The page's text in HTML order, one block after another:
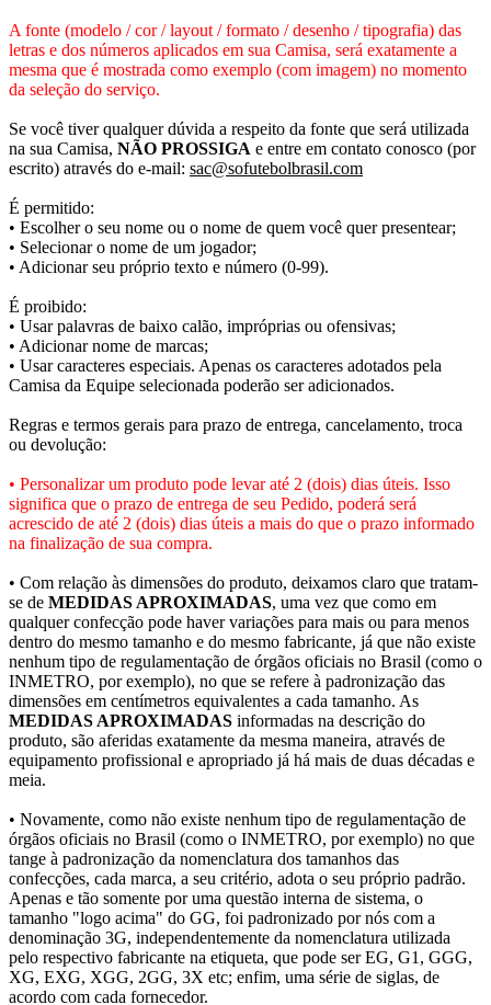
A fonte (modelo / cor / layout / formato / desenho / tipografia) das
letras e dos números aplicados em sua Camisa, será exatamente a
mesma que é mostrada como exemplo (com imagem) no momento
da seleção do serviço.
Se você tiver qualquer dúvida a respeito da fonte que será utilizada
na sua Camisa, NÃO PROSSIGA e entre em contato conosco (por
escrito) através do e-mail: sac@sofutebolbrasil.com
É permitido:
• Escolher o seu nome ou o nome de quem você quer presentear;
• Selecionar o nome de um jogador;
• Adicionar seu próprio texto e número (0-99).
É proibido:
• Usar palavras de baixo calão, impróprias ou ofensivas;
• Adicionar nome de marcas;
• Usar caracteres especiais. Apenas os caracteres adotados pela
Camisa da Equipe selecionada poderão ser adicionados.
Regras e termos gerais para prazo de entrega, cancelamento, troca
ou devolução:
• Personalizar um produto pode levar até 2 (dois) dias úteis. Isso
significa que o prazo de entrega de seu Pedido, poderá será
acrescido de até 2 (dois) dias úteis a mais do que o prazo informado
na finalização de sua compra.
• Com relação às dimensões do produto, deixamos claro que tratam-
se de MEDIDAS APROXIMADAS, uma vez que como em
qualquer confecção pode haver variações para mais ou para menos
dentro do mesmo tamanho e do mesmo fabricante, já que não existe
nenhum tipo de regulamentação de órgãos oficiais no Brasil (como o
INMETRO, por exemplo), no que se refere à padronização das
dimensões em centímetros equivalentes a cada tamanho. As
MEDIDAS APROXIMADAS informadas na descrição do
produto, são aferidas exatamente da mesma maneira, através de
equipamento profissional e apropriado já há mais de duas décadas e
meia.
• Novamente, como não existe nenhum tipo de regulamentação de
órgãos oficiais no Brasil (como o INMETRO, por exemplo) no que
tange à padronização da nomenclatura dos tamanhos das
confecções, cada marca, a seu critério, adota o seu próprio padrão.
Apenas e tão somente por uma questão interna de sistema, o
tamanho "logo acima" do GG, foi padronizado por nós com a
denominação 3G, independentemente da nomenclatura utilizada
pelo respectivo fabricante na etiqueta, que pode ser EG, G1, GGG,
XG, EXG, XGG, 2GG, 3X etc; enfim, uma série de siglas, de
acordo com cada fornecedor.